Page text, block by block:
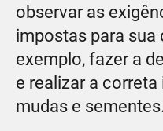
observar as
impostas para sua
exemplo, fazer a
e realizar a
mudas e sementes.